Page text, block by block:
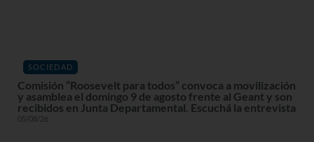
SOCIEDAD
Comisión “Roosevelt para todos” convoca a movilización
y asamblea el domingo 9 de agosto frente al Geant y son
recibidos en Junta Departamental. Escuchá la entrevista
05/08/26